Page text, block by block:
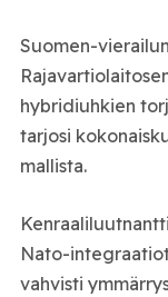
Suomen-
hybridiuhkien
tarjosi
mallista.
Nato-
vahvisti